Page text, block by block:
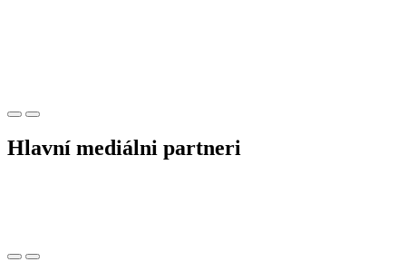
Hlavní mediálni partneri